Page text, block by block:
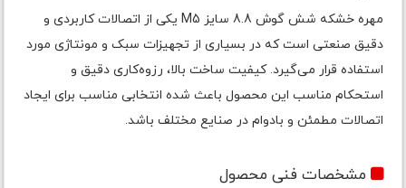
مهره خشکه شش گوش 8.8 سایز M5 یکی از اتصالات کاربردی و
دقیق صنعتی است که در بسیاری از تجهیزات سبک و مونتاژی مورد
استفاده قرار می‌گیرد. کیفیت ساخت بالا، رزوه‌کاری دقیق و
استحکام مناسب این محصول باعث شده انتخابی مناسب برای ایجاد
اتصالات مطمئن و بادوام در صنایع مختلف باشد.
مشخصات فنی محصول